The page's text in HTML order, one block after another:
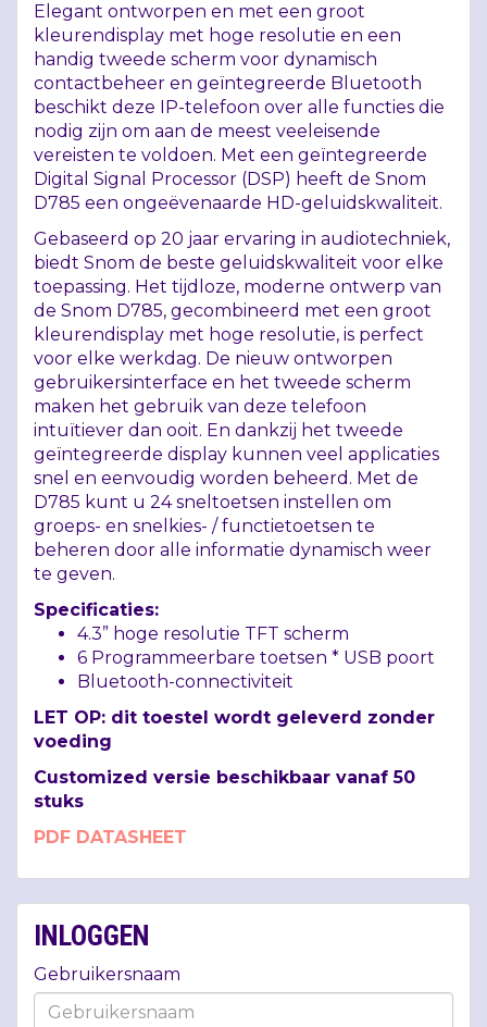
Elegant ontworpen en met een groot
kleurendisplay met hoge resolutie en een
handig tweede scherm voor dynamisch
contactbeheer en geïntegreerde Bluetooth
beschikt deze IP-telefoon over alle functies die
nodig zijn om aan de meest veeleisende
vereisten te voldoen. Met een geïntegreerde
Digital Signal Processor (DSP) heeft de Snom
D785 een ongeëvenaarde HD-geluidskwaliteit.
Gebaseerd op 20 jaar ervaring in audiotechniek,
biedt Snom de beste geluidskwaliteit voor elke
toepassing. Het tijdloze, moderne ontwerp van
de Snom D785, gecombineerd met een groot
kleurendisplay met hoge resolutie, is perfect
voor elke werkdag. De nieuw ontworpen
gebruikersinterface en het tweede scherm
maken het gebruik van deze telefoon
intuïtiever dan ooit. En dankzij het tweede
geïntegreerde display kunnen veel applicaties
snel en eenvoudig worden beheerd. Met de
D785 kunt u 24 sneltoetsen instellen om
groeps- en snelkies- / functietoetsen te
beheren door alle informatie dynamisch weer
te geven.
Specificaties:
4.3” hoge resolutie TFT scherm
6 Programmeerbare toetsen * USB poort
Bluetooth-connectiviteit
LET OP: dit toestel wordt geleverd zonder
voeding
Customized versie beschikbaar vanaf 50
stuks
PDF DATASHEET
INLOGGEN
Gebruikersnaam